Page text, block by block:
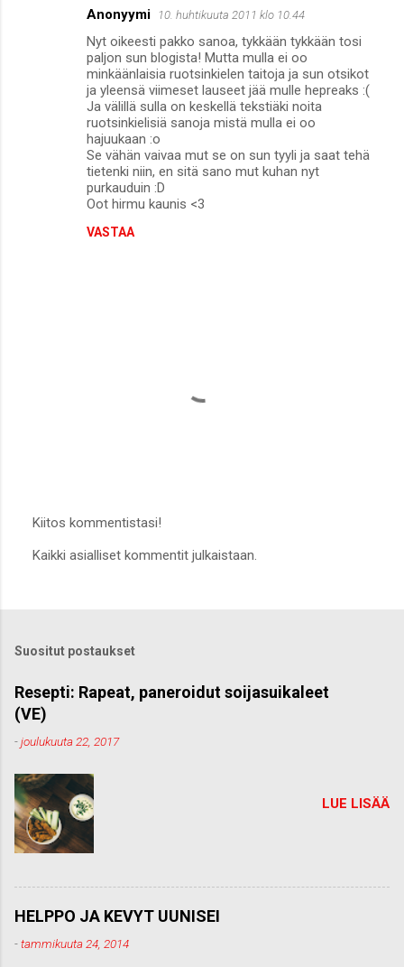
Anonyymi 10. huhtikuuta 2011 klo 10.44
Nyt oikeesti pakko sanoa, tykkään tykkään tosi
paljon sun blogista! Mutta mulla ei oo
minkäänlaisia ruotsinkielen taitoja ja sun otsikot
ja yleensä viimeset lauseet jää mulle hepreaks :(
Ja välillä sulla on keskellä tekstiäki noita
ruotsinkielisiä sanoja mistä mulla ei oo
hajuukaan :o
Se vähän vaivaa mut se on sun tyyli ja saat tehä
tietenki niin, en sitä sano mut kuhan nyt
purkauduin :D
Oot hirmu kaunis <3
VASTAA
ä
o
m
e
n
t
Kiitos kommentistasi!
Kaikki asialliset kommentit julkaistaan.
Suositut postaukset
Resepti: Rapeat, paneroidut soijasuikaleet
(VE)
-joulukuuta 22, 2017
LUE LISÄÄ
HELPPO JA KEVYT UUNISEI
-tammikuuta 24, 2014